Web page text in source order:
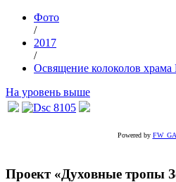
Фото
/
2017
/
Освящение колоколов
На уровень выше
Powered by
Проект «Духовные тропы